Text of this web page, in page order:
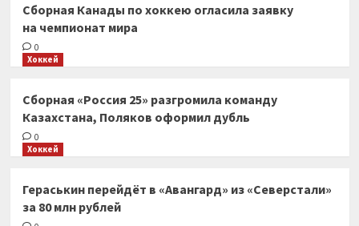
Сборная Канады по хоккею огласила заявку
на чемпионат мира
0
Хоккей
Сборная «Россия 25» разгромила команду
Казахстана, Поляков оформил дубль
0
Хоккей
Гераськин перейдёт в «Авангард» из «Северстали»
за 80 млн рублей